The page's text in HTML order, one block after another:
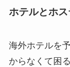
ホテルとホ
海外ホテルを
からなくて困